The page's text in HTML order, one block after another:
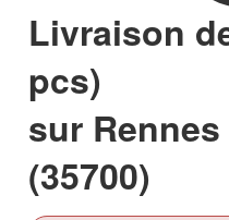
Livraison
pcs)
sur
(35700)